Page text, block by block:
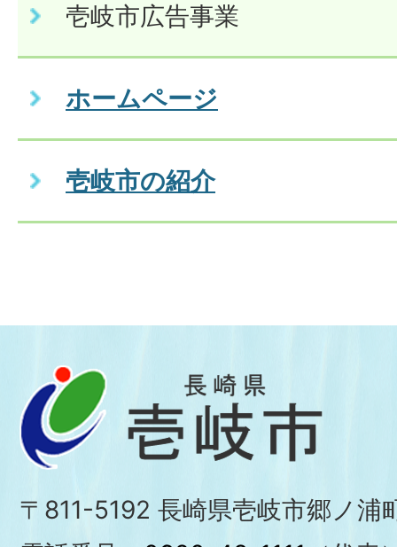
壱岐市広告事業
ホームページ
壱岐市の紹介
〒811-5192 長崎県壱岐市郷ノ浦